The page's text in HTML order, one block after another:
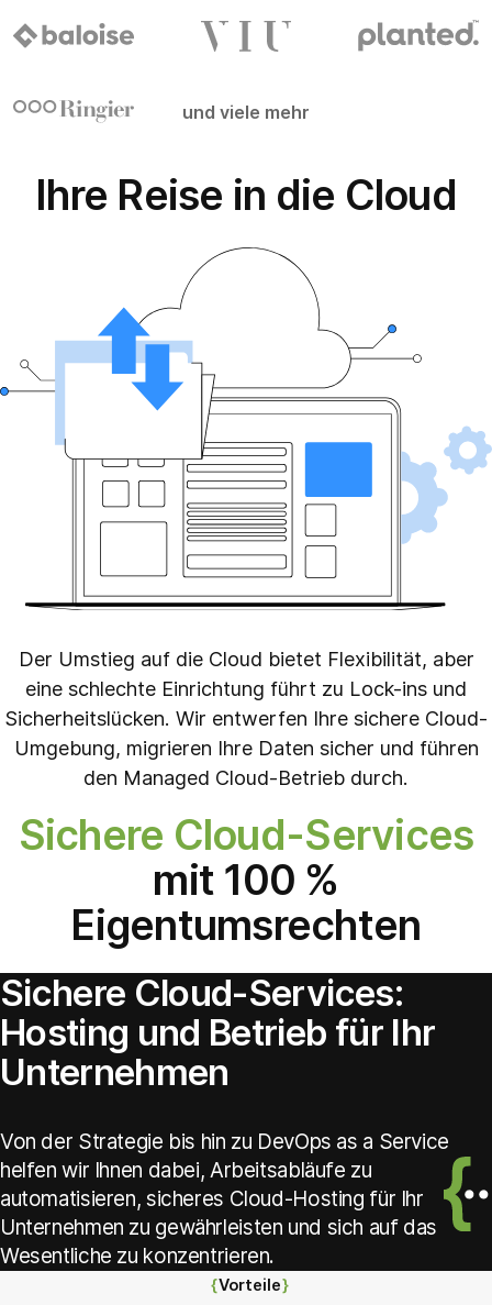
und viele mehr
Ihre Reise in die Cloud
Der Umstieg auf die Cloud bietet Flexibilität, aber
eine schlechte Einrichtung führt zu Lock-ins und
Sicherheitslücken. Wir entwerfen Ihre sichere Cloud-
Umgebung, migrieren Ihre Daten sicher und führen
den Managed Cloud-Betrieb durch.
Sichere Cloud-Services
mit 100 %
Eigentumsrechten
Sichere Cloud-Services:
Hosting und Betrieb für Ihr
Unternehmen
Von der Strategie bis hin zu DevOps as a Service
helfen wir Ihnen dabei, Arbeitsabläufe zu
automatisieren, sicheres Cloud-Hosting für Ihr
Unternehmen zu gewährleisten und sich auf das
Wesentliche zu konzentrieren.
Vorteile